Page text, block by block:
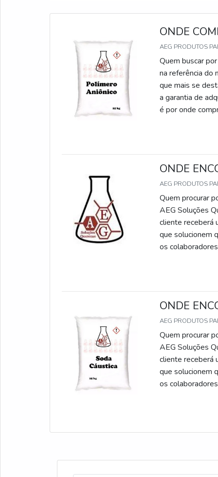
ONDE
AEG PRODUTOS
Quem buscar
na referência do
que mais se
a garantia de
é por onde
o cliente
ONDE
AEG PRODUTOS
Quem procurar
AEG Soluções
cliente receberá
que solucionem
os
ONDE
AEG PRODUTOS
Quem procurar
AEG Soluções
cliente receberá
que solucionem
os